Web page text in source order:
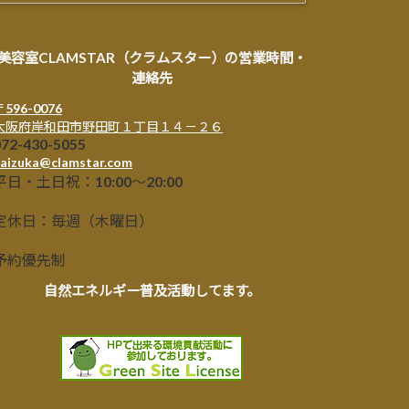
容室CLAMSTAR（クラムスター）の営業時間・
連絡先
596-0076
阪府岸和田市野田町１丁目１４－２６
430-5055
日・土日祝：10:00～20:00
休日：毎週（木曜日）
約優先制
自然エネルギー普及活動してます。